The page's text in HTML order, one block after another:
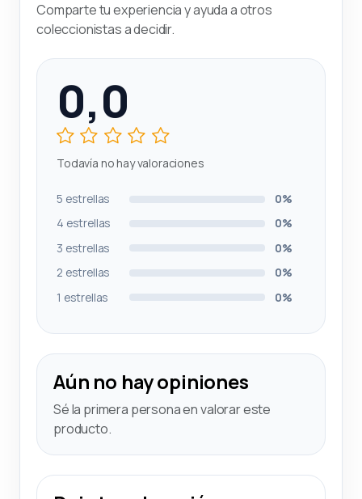
Comparte tu experiencia y ayuda a otros
coleccionistas a decidir.
0,0
Todavía no hay valoraciones
5 estrellas
0%
4 estrellas
0%
3 estrellas
0%
2 estrellas
0%
1 estrellas
0%
Aún no hay opiniones
Sé la primera persona en valorar este
producto.